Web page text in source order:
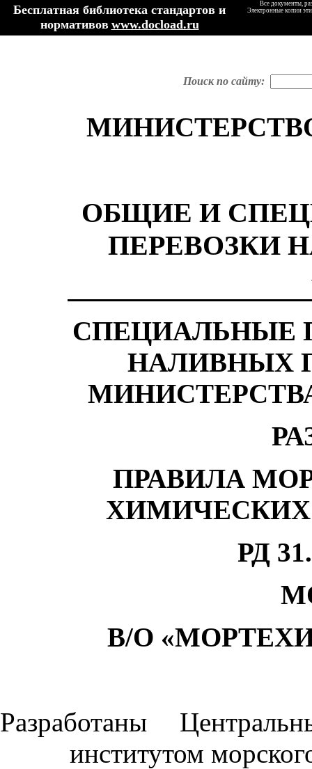
Бесплатная библиотека стандартов и
нормативов www.docload.ru
Все документы,
Электронные копии
Поиск по сайту:
ОБЩИЕ И
ПЕРЕВОЗКИ
СПЕЦИАЛЬНЫЕ
НАЛИВНЫХ
ПРАВИЛА
РД
В/О
Разработаны
институтом